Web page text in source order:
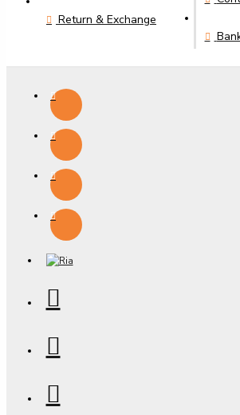
Return & Exchange